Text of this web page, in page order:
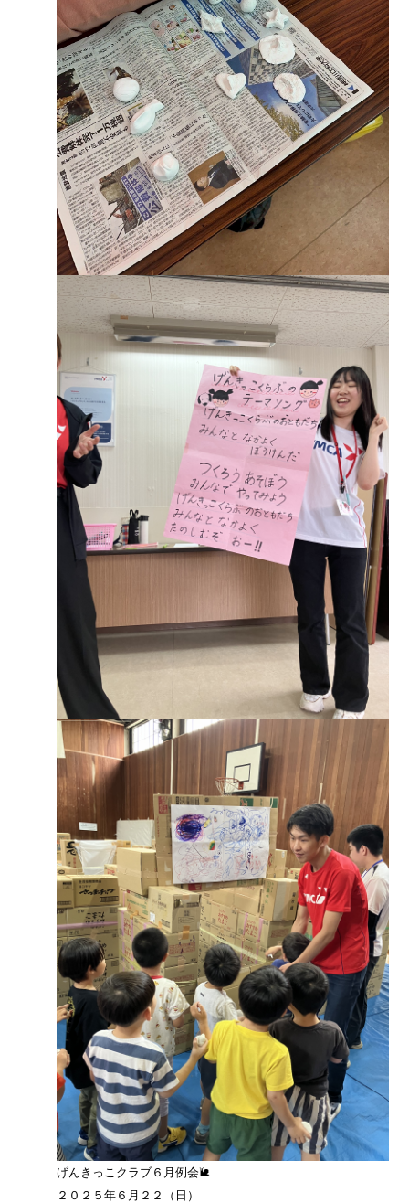
げんきっこクラブ６月例会🐌
２０２５年６月２２（日）